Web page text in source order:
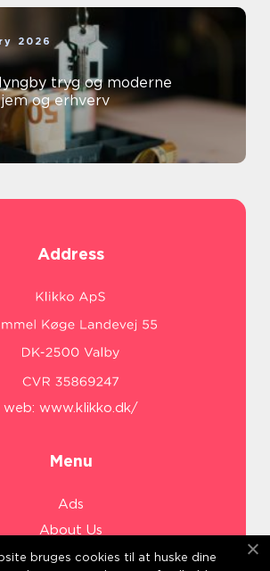
2026
moderne
og erhverv
Address
web: www.klikko.dk/
Menu
Ads
About Us
Cookies
bruges cookies til at huske dine